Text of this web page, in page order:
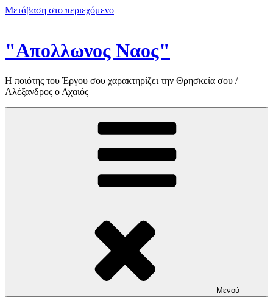
Μετάβαση στο περιεχόμενο
"Απολλωνος Ναος"
Η ποιότης του Έργου σου χαρακτηρίζει την Θρησκεία σου /
Αλέξανδρος ο Αχαιός
Μενού